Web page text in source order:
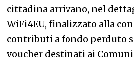
cittadina arrivano, nel
WiFi4EU, finalizzato alla
contributi a fondo perduto
voucher destinati ai